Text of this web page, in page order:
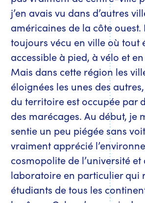
j’en avais vu dans d’autres
américaines de la côte ouest.
toujours vécu en ville où tout
accessible à pied, à vélo et
Mais dans cette région les
éloignées les unes des
du territoire est occupée par
des marécages. Au début, je
sentie un peu piégée sans
vraiment apprécié
cosmopolite de l’université et
laboratoire en particulier qui
étudiants de tous les